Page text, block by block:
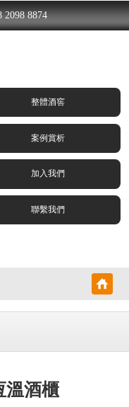
2098 8874
整體酒窖
案例賞析
加入我們
聯繫我們
溫酒櫃